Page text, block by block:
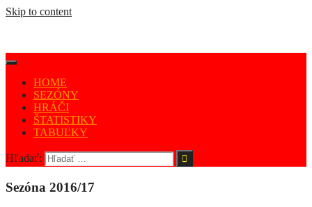
Skip to content
HOME
SEZÓNY
HRÁČI
ŠTATISTIKY
TABUĽKY
Hľadať:
Sezóna 2016/17